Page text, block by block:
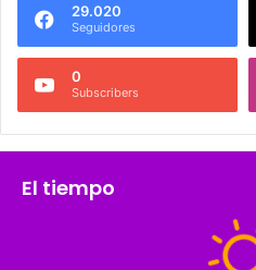
F
”
29.020
Seguidores
0
Subscribers
El tiempo